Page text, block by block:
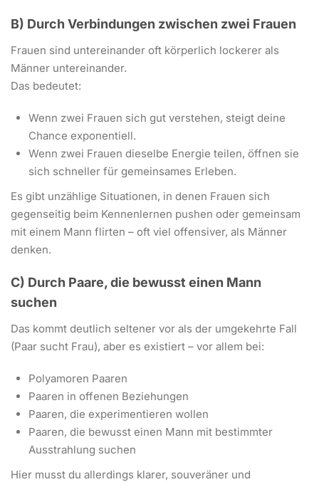
B) Durch Verbindungen zwischen zwei Frauen
Frauen sind untereinander oft körperlich lockerer als
Männer untereinander.
Das bedeutet:
Wenn zwei Frauen sich gut verstehen, steigt deine
Chance exponentiell.
Wenn zwei Frauen dieselbe Energie teilen, öffnen sie
sich schneller für gemeinsames Erleben.
Es gibt unzählige Situationen, in denen Frauen sich
gegenseitig beim Kennenlernen pushen oder gemeinsam
mit einem Mann flirten – oft viel offensiver, als Männer
denken.
C) Durch Paare, die bewusst einen Mann
suchen
Das kommt deutlich seltener vor als der umgekehrte Fall
(Paar sucht Frau), aber es existiert – vor allem bei:
Polyamoren Paaren
Paaren in offenen Beziehungen
Paaren, die experimentieren wollen
Paaren, die bewusst einen Mann mit bestimmter
Ausstrahlung suchen
Hier musst du allerdings klarer, souveräner und